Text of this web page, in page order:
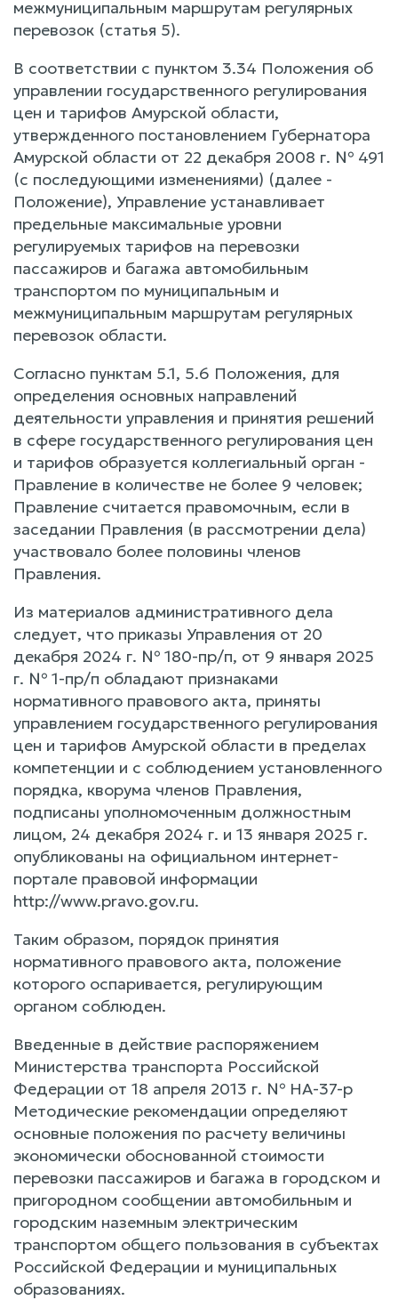
межмуниципальным маршрутам регулярных
перевозок (статья 5).
В соответствии с пунктом 3.34 Положения об
управлении государственного регулирования
цен и тарифов Амурской области,
утвержденного постановлением Губернатора
Амурской области от 22 декабря 2008 г. № 491
(с последующими изменениями) (далее -
Положение), Управление устанавливает
предельные максимальные уровни
регулируемых тарифов на перевозки
пассажиров и багажа автомобильным
транспортом по муниципальным и
межмуниципальным маршрутам регулярных
перевозок области.
Согласно пунктам 5.1, 5.6 Положения, для
определения основных направлений
деятельности управления и принятия решений
в сфере государственного регулирования цен
и тарифов образуется коллегиальный орган -
Правление в количестве не более 9 человек;
Правление считается правомочным, если в
заседании Правления (в рассмотрении дела)
участвовало более половины членов
Правления.
Из материалов административного дела
следует, что приказы Управления от 20
декабря 2024 г. № 180-пр/п, от 9 января 2025
г. № 1-пр/п обладают признаками
нормативного правового акта, приняты
управлением государственного регулирования
цен и тарифов Амурской области в пределах
компетенции и с соблюдением установленного
порядка, кворума членов Правления,
подписаны уполномоченным должностным
лицом, 24 декабря 2024 г. и 13 января 2025 г.
опубликованы на официальном интернет-
портале правовой информации
http://www.pravo.gov.ru.
Таким образом, порядок принятия
нормативного правового акта, положение
которого оспаривается, регулирующим
органом соблюден.
Введенные в действие распоряжением
Министерства транспорта Российской
Федерации от 18 апреля 2013 г. № НА-37-р
Методические рекомендации определяют
основные положения по расчету величины
экономически обоснованной стоимости
перевозки пассажиров и багажа в городском и
пригородном сообщении автомобильным и
городским наземным электрическим
транспортом общего пользования в субъектах
Российской Федерации и муниципальных
образованиях.